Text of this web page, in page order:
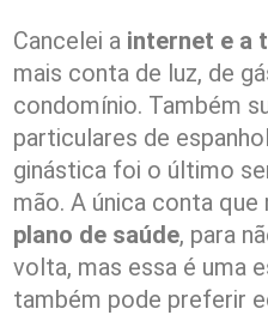
Cancelei a internet e a
mais conta de luz, de
condomínio. Também
particulares de
ginástica foi o último
mão. A única conta
plano de saúde, para
volta, mas essa é uma
também pode preferir